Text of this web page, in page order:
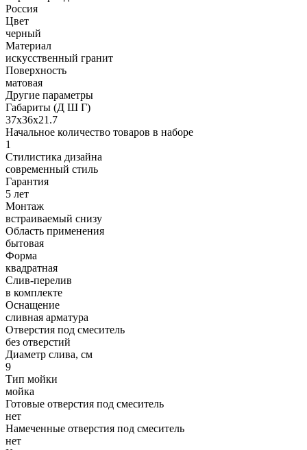
Россия
Цвет
черный
Материал
искусственный гранит
Поверхность
матовая
Другие параметры
Габариты (Д Ш Г)
37х36х21.7
Начальное количество товаров в наборе
1
Стилистика дизайна
современный стиль
Гарантия
5 лет
Монтаж
встраиваемый снизу
Область применения
бытовая
Форма
квадратная
Слив-перелив
в комплекте
Оснащение
сливная арматура
Отверстия под смеситель
без отверстий
Диаметр слива, см
9
Тип мойки
мойка
Готовые отверстия под смеситель
нет
Намеченные отверстия под смеситель
нет